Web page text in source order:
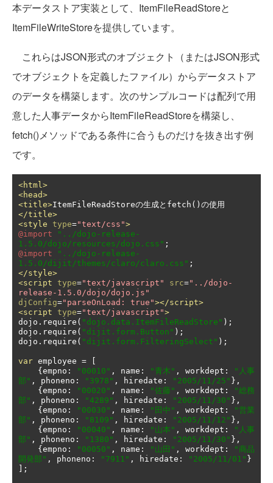
本データストア実装として、ItemFileReadStoreと
ItemFileWriteStoreを提供しています。
これらはJSON形式のオブジェクト（またはJSON形式
でオブジェクトを定義したファイル）からデータストア
のデータを構築します。次のサンプルコードは配列で用
意した人事データからItemFileReadStoreを構築し、
fetch()メソッドである条件に合うものだけを抜き出す例
です。
<html>
<head>
<title>ItemFileReadStoreの生成とfetch()の使用
</title>
<style type="text/css">
@import
"../dojo-release-
1.5.0/dojo/resources/dojo.css" ;
@import
"../dojo-release-
1.5.0/dijit/themes/claro/claro.css" ;
</style>
<script type="text/javascript" src="../dojo-
release-1.5.0/dojo/dojo.js"
djConfig="parseOnLoad: true"></script>
<script type="text/javascript">
dojo . require ( "dojo.data.ItemFileReadStore" );
dojo . require ( "dijit.form.Button" );
dojo . require ( "dijit.form.FilteringSelect" );
var employee =
{ empno : "00010" , name : "青木" , workdept :
"人事
部" , phoneno : "3978" , hiredate : "2005/11/25" },
{ empno : "00020" , name : "佐藤" , workdept :
"総務
部" , phoneno : "4289" , hiredate : "2005/11/30" },
{ empno : "00030" , name : "田中" , workdept :
"営業
部" , phoneno : "8109" , hiredate : "2005/11/12" },
{ empno : "00040" , name : "山本" , workdept :
"人事
部" , phoneno : "1380" , hiredate : "2005/11/30" },
{ empno : "00050" , name : "山田" , workdept :
"商品
開発部" , phoneno : "7911" , hiredate : "2005/11/01" }
];